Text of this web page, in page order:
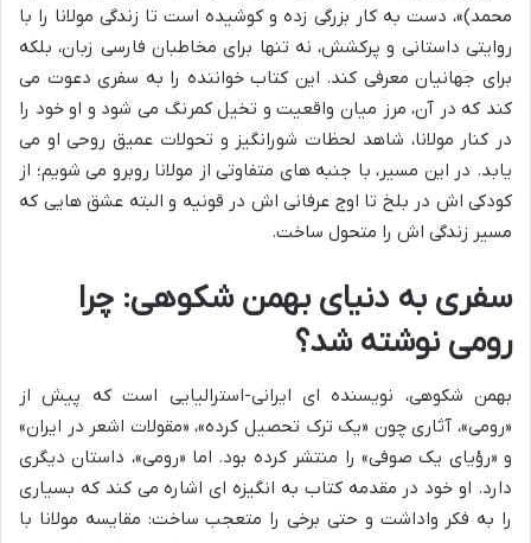
محمد)»، دست به کار بزرگی زده و کوشیده است تا زندگی مولانا را با
روایتی داستانی و پرکشش، نه تنها برای مخاطبان فارسی زبان، بلکه
برای جهانیان معرفی کند. این کتاب خواننده را به سفری دعوت می
کند که در آن، مرز میان واقعیت و تخیل کمرنگ می شود و او خود را
در کنار مولانا، شاهد لحظات شورانگیز و تحولات عمیق روحی او می
یابد. در این مسیر، با جنبه های متفاوتی از مولانا روبرو می شویم؛ از
کودکی اش در بلخ تا اوج عرفانی اش در قونیه و البته عشق هایی که
مسیر زندگی اش را متحول ساخت.
سفری به دنیای بهمن شکوهی: چرا
رومی نوشته شد؟
بهمن شکوهی، نویسنده ای ایرانی-استرالیایی است که پیش از
«رومی»، آثاری چون «یک ترک تحصیل کرده»، «مقولات اشعر در ایران»
و «رؤیای یک صوفی» را منتشر کرده بود. اما «رومی»، داستان دیگری
دارد. او خود در مقدمه کتاب به انگیزه ای اشاره می کند که بسیاری
را به فکر واداشت و حتی برخی را متعجب ساخت: مقایسه مولانا با